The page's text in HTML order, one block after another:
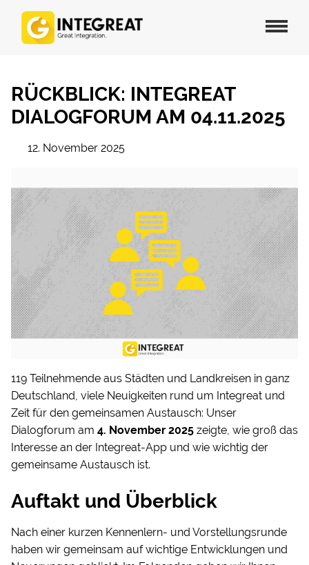
RÜCKBLICK: INTEGREAT
DIALOGFORUM AM 04.11.2025
12. November 2025
119 Teilnehmende aus Städten und Landkreisen in ganz
Deutschland, viele Neuigkeiten rund um Integreat und
Zeit für den gemeinsamen Austausch: Unser
Dialogforum am 4. November 2025 zeigte, wie groß das
Interesse an der Integreat-App und wie wichtig der
gemeinsame Austausch ist.
Auftakt und Überblick
Nach einer kurzen Kennenlern- und Vorstellungsrunde
haben wir gemeinsam auf wichtige Entwicklungen und